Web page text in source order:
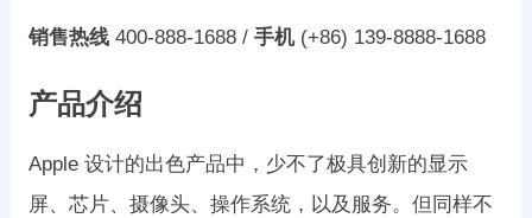
销售热线400-888-1688 / 手机(+86) 139-8888-1688
产品介绍
Apple 设计的出色产品中，少不了极具创新的显示
屏、芯片、摄像头、操作系统，以及服务。但同样不